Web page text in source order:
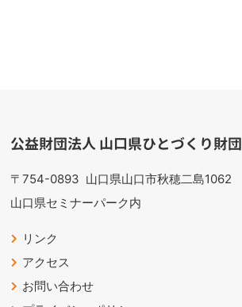
公益財団法人 山口県ひとづくり財団
〒754-0893 山口県山口市秋穂二島1062
山口県セミナーパーク内
リンク
アクセス
お問い合わせ